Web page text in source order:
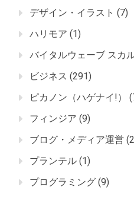
デザイン・イラスト (7)
ハリモア (1)
バイタルウェーブ スカ
ビジネス (291)
ピカノン（ハゲナイ!）
フィンジア (9)
ブログ・メディア運営
プランテル (1)
プログラミング (9)